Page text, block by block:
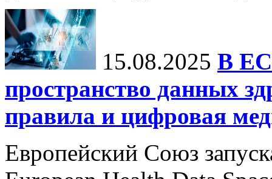
15.08.2025 В ЕС
пространство данных
правила и цифровая
Европейский Союз